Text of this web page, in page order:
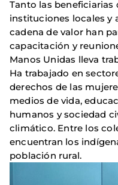
Tanto las
instituciones locales y
cadena de valor han
capacitación y
Manos Unidas lleva
Ha trabajado en
derechos de las
medios de vida,
humanos y sociedad
climático. Entre los
encuentran los
población rural.